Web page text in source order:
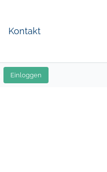
Kontakt
Einloggen